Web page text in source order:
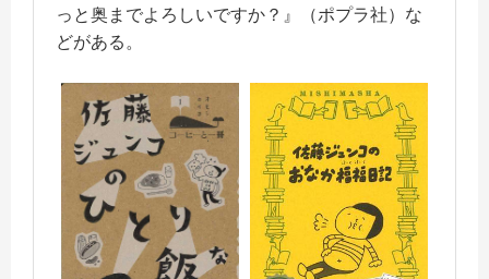
っと奥までよろしいですか？』（ポプラ社）な
どがある。